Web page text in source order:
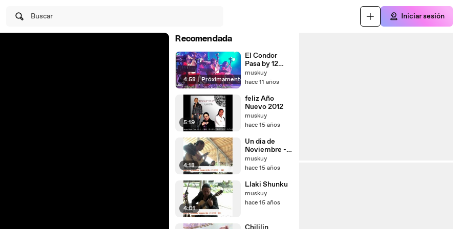
Buscar Iniciar sesión
Recomendada
4:58 | Próximamente
El Condor
Pasa by 12
Girls Band
muskuy
hace 11 años
5:19
feliz Año
Nuevo 2012
muskuy
hace 15 años
4:18
Un dia de
Noviembre -
Peguche Tiu
muskuy
hace 15 años
4:01
Llaki Shunku
muskuy
hace 15 años